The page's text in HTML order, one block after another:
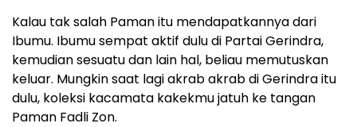
Kalau tak salah Paman itu mendapatkannya dari
Ibumu. Ibumu sempat aktif dulu di Partai Gerindra,
kemudian sesuatu dan lain hal, beliau memutuskan
keluar. Mungkin saat lagi akrab akrab di Gerindra itu
dulu, koleksi kacamata kakekmu jatuh ke tangan
Paman Fadli Zon.